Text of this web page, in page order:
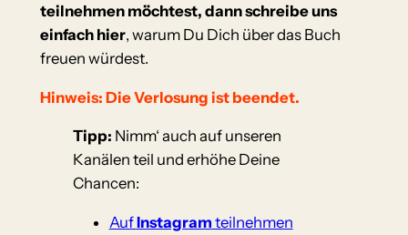
teilnehmen möchtest, dann schreibe uns
einfach hier, warum Du Dich über das Buch
freuen würdest.
Hinweis: Die Verlosung ist beendet.
Tipp: Nimm‘ auch auf unseren
Kanälen teil und erhöhe Deine
Chancen:
AufInstagram teilnehmen